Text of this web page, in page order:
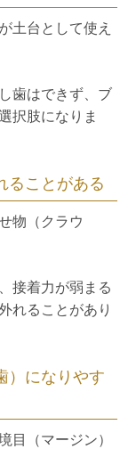
土台として使え
歯はできず、ブ
択肢になりま
ることがある
物（クラウ
接着力が弱まる
れることがあり
）になりやす
目（マージン）